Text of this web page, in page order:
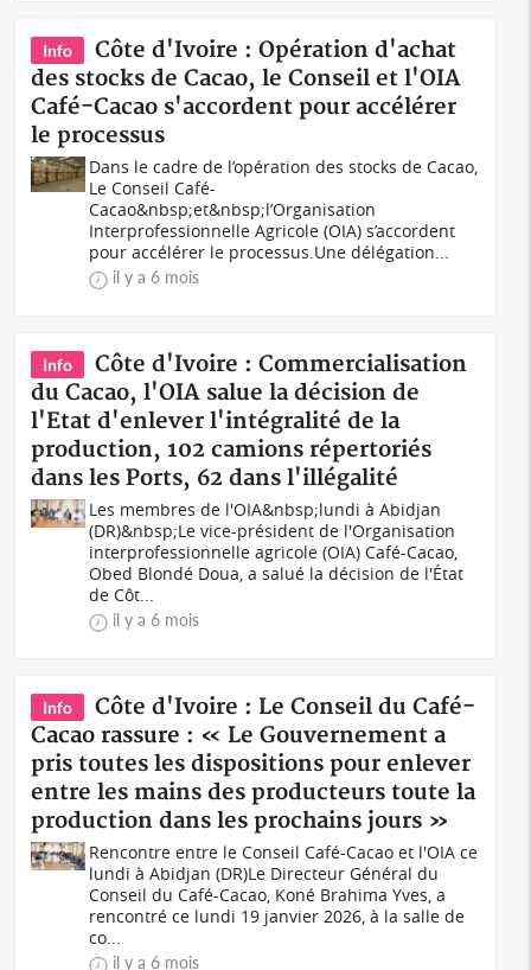
Info
Côte d'Ivoire : Opération d'achat
des stocks de Cacao, le Conseil et l'OIA
Café-Cacao s'accordent pour accélérer
le processus
Dans le cadre de l’opération des stocks de Cacao,
Le Conseil Café-
Cacao&nbsp;et&nbsp;l’Organisation
Interprofessionnelle Agricole (OIA) s’accordent
pour accélérer le processus.Une délégation...
il y a 6 mois
Info
Côte d'Ivoire : Commercialisation
du Cacao, l'OIA salue la décision de
l'Etat d'enlever l'intégralité de la
production, 102 camions répertoriés
dans les Ports, 62 dans l'illégalité
Les membres de l'OIA&nbsp;lundi à Abidjan
(DR)&nbsp;Le vice-président de l'Organisation
interprofessionnelle agricole (OIA) Café-Cacao,
Obed Blondé Doua, a salué la décision de l'État
de Côt...
il y a 6 mois
Info
Côte d'Ivoire : Le Conseil du Café-
Cacao rassure : « Le Gouvernement a
pris toutes les dispositions pour enlever
entre les mains des producteurs toute la
production dans les prochains jours »
Rencontre entre le Conseil Café-Cacao et l'OIA ce
lundi à Abidjan (DR)Le Directeur Général du
Conseil du Café-Cacao, Koné Brahima Yves, a
rencontré ce lundi 19 janvier 2026, à la salle de
co...
il y a 6 mois